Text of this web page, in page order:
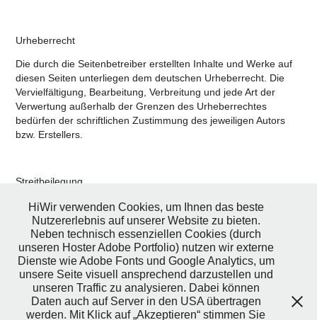
Urheberrecht
Die durch die Seitenbetreiber erstellten Inhalte und Werke auf
diesen Seiten unterliegen dem deutschen Urheberrecht. Die
Vervielfältigung, Bearbeitung, Verbreitung und jede Art der
Verwertung außerhalb der Grenzen des Urheberrechtes
bedürfen der schriftlichen Zustimmung des jeweiligen Autors
bzw. Erstellers.
Streitbeilegung
Verbraucherstreitbeilegung/Universalschlichtungsstelle
Wir sind zur Teilnahme an einem Streitbeilegungsverfahren vor
einer Verbraucherschlichtungsstelle nicht verpflichtet und nicht
bereit (§ 36 VSBG).
Datenschutz
HiWir verwenden Cookies, um Ihnen das beste
Nutzererlebnis auf unserer Website zu bieten.
Neben technisch essenziellen Cookies (durch
unseren Hoster Adobe Portfolio) nutzen wir externe
Dienste wie Adobe Fonts und Google Analytics, um
unsere Seite visuell ansprechend darzustellen und
unseren Traffic zu analysieren. Dabei können
Daten auch auf Server in den USA übertragen
werden. Mit Klick auf „Akzeptieren“ stimmen Sie